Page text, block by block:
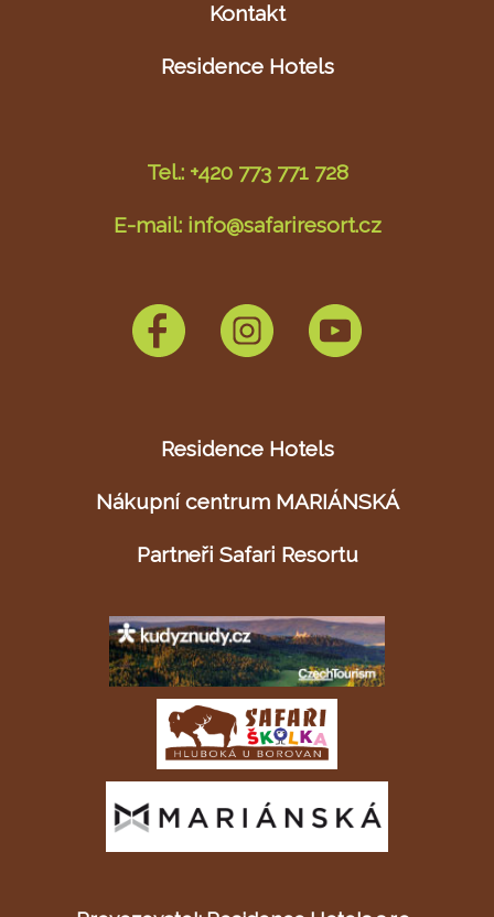
Kontakt
Residence Hotels
Tel.: +420 773 771 728
E-mail: info@safariresort.cz
Residence Hotels
Nákupní centrum MARIÁNSKÁ
Partneři Safari Resortu